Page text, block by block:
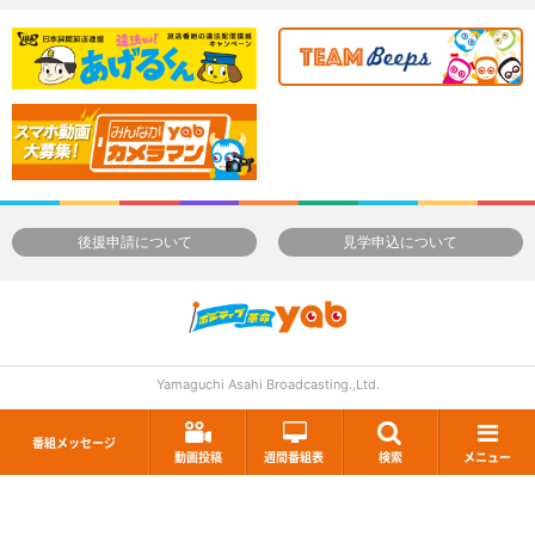
番組メッセージ
動画投稿
週間番組表 検索 メニュー
後援申請について 見学申込について
Yamaguchi Asahi Broadcasting.,Ltd.